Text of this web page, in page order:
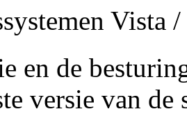
Vista
en de
versie van de